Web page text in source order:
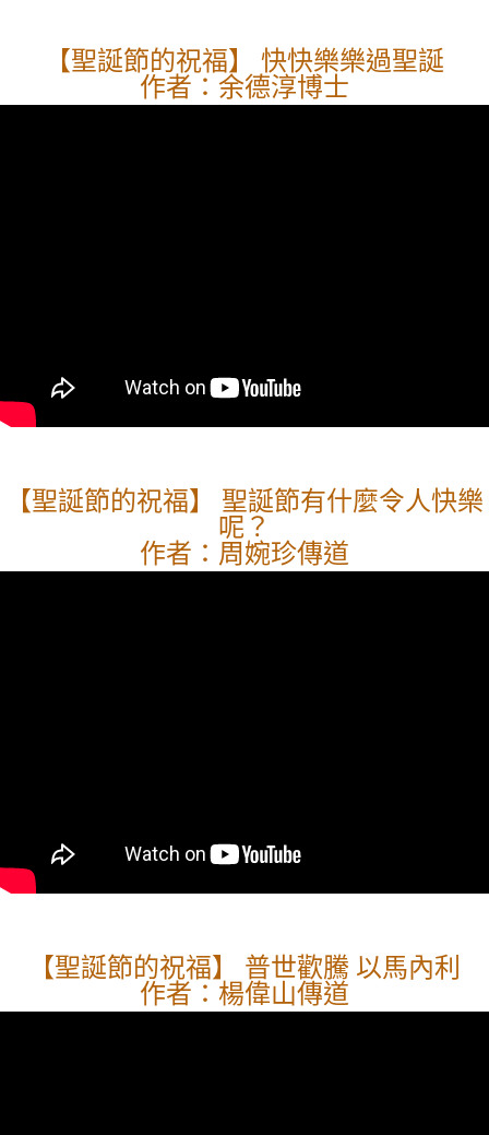
【聖誕節的祝福】 快快樂樂過聖誕
作者：余德淳博士
【聖誕節的祝福】 聖誕節有什麼令人快樂
呢？
作者：周婉珍傳道
【聖誕節的祝福】 普世歡騰 以馬內利
作者：楊偉山傳道